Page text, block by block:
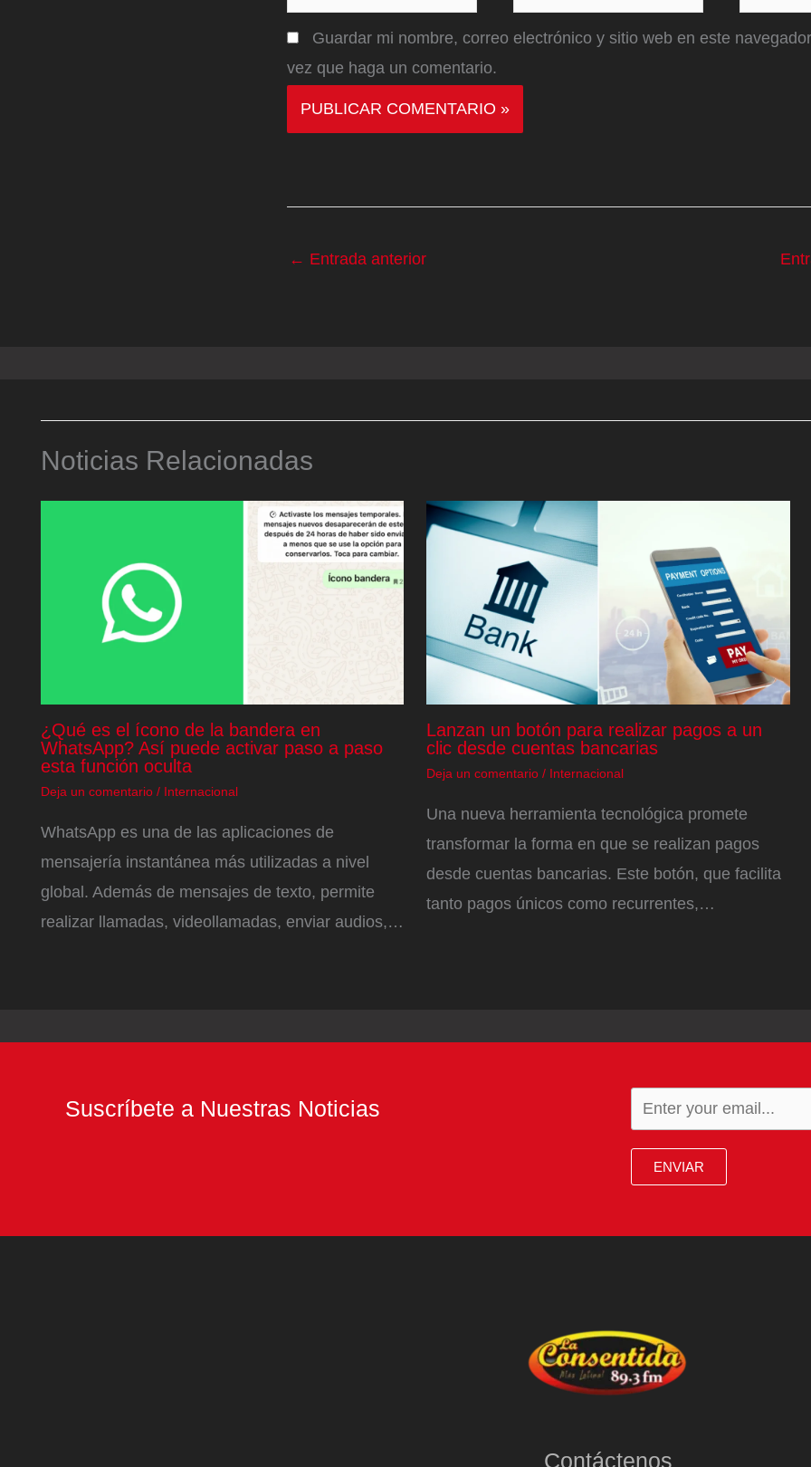
electrónico*
Guardar mi nombre, correo electrónico y sitio web en este
vez que haga un comentario.
← Entrada anterior
Noticias Relacionadas
¿Qué es el ícono de la bandera en
WhatsApp? Así puede activar paso a paso
esta función oculta
Deja un comentario / Internacional
WhatsApp es una de las aplicaciones de
mensajería instantánea más utilizadas a nivel
global. Además de mensajes de texto, permite
realizar llamadas, videollamadas, enviar audios,…
Lanzan un botón para realizar pagos a un
clic desde cuentas bancarias
Deja un comentario / Internacional
Una nueva herramienta tecnológica promete
transformar la forma en que se realizan pagos
desde cuentas bancarias. Este botón, que facilita
tanto pagos únicos como recurrentes,…
Suscríbete a Nuestras Noticias
ENVIAR
Contáctenos